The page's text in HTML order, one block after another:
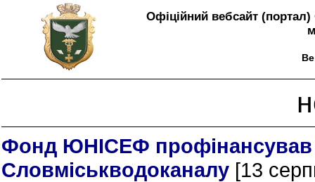
Офіційний вебсайт (портал)
Фонд ЮНІСЕФ профінансував
Словміськводоканалу [13